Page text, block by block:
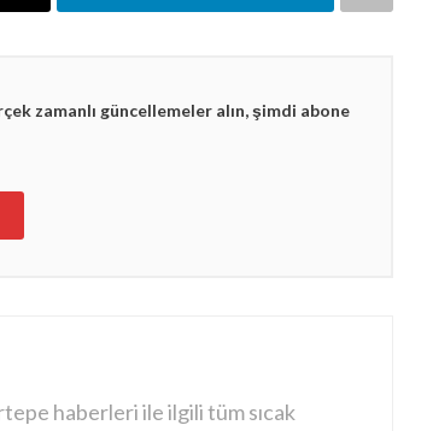
zamanlı güncellemeler alın, şimdi abone
haberleri ile ilgili tüm sıcak